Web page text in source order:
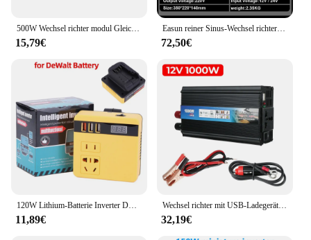
500W Wechsel richter modul Gleichstrom 12V bis Wechselstrom 220V Auto konverter modul Boost Board
15,79€
Easun reiner Sinus-Wechsel richter 12/24V 220V 5000W 4000W 3000W Auto Power Solar Wechsel richter 12/24V DC zu AC 220V Wandler Transformator
72,50€
120W Lithium-Batterie Inverter DC21V-AC220V Netzteil Inverter Adapter Für DeWalt Für Milwaukee Für Makita Betrieb Inverter
11,89€
Wechsel richter mit USB-Ladegerät modifizierter Sinus-Wechsel richter Univesal 1000W 2000W DC 12V bis AC 220V Auto-Spannungs wandler
32,19€